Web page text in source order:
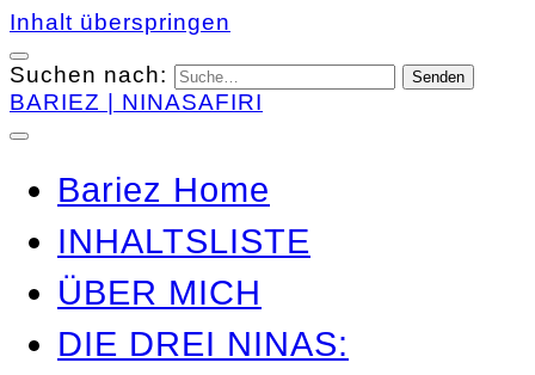
Inhalt überspringen
Suchen nach:
BARIEZ | NINASAFIRI
Bariez Home
INHALTSLISTE
ÜBER MICH
DIE DREI NINAS: